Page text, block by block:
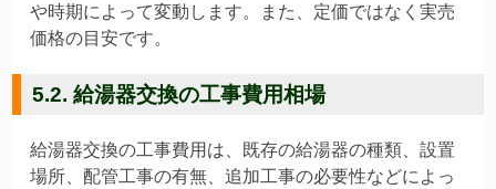
や時期によって変動します。また、定価ではなく実売
価格の目安です。
5.2. 給湯器交換の工事費用相場
給湯器交換の工事費用は、既存の給湯器の種類、設置
場所、配管工事の有無、追加工事の必要性などによっ